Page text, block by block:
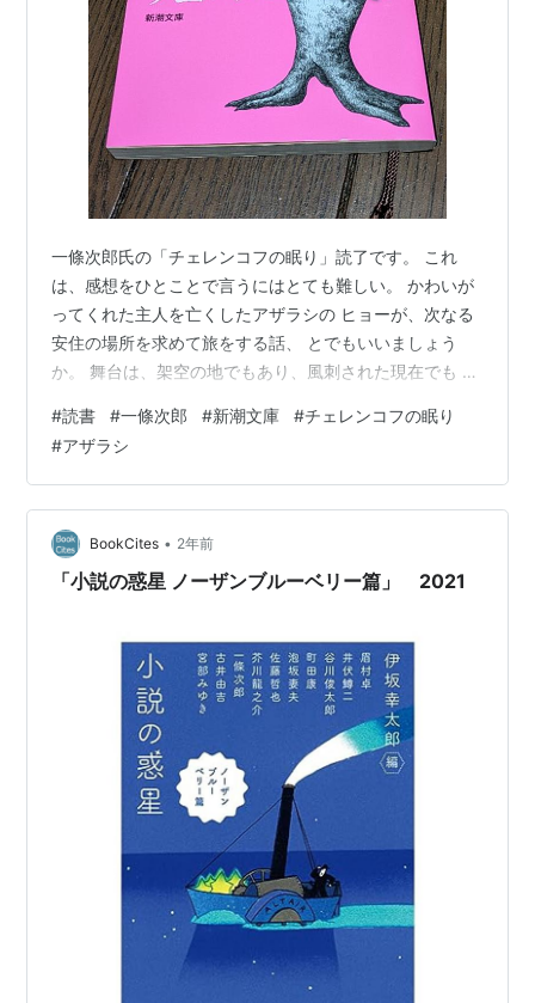
一條次郎氏の「チェレンコフの眠り」読了です。 これ
は、感想をひとことで言うにはとても難しい。 かわいが
ってくれた主人を亡くしたアザラシの ヒョーが、次なる
安住の場所を求めて旅をする話、 とでもいいましょう
か。 舞台は、架空の地でもあり、風刺された現在でも あ
だらけの海、金儲け第一主義 の輩などなど、読み進める
うちに、これって 今のことじゃないか…と感じたほどで
した。 一條氏はそんなつもりで書いたのではなかった よ
うですが。 最後はほろっとしてしまう、そんな話でし
た。 非日常を求めている方は、ぜひ。
#読書 #一條次郎 #新潮文庫 #チェレンコフの眠り
#アザラシ
BookCites • 2年前
「小説の惑星 ノーザンブルーベリー篇」 2021